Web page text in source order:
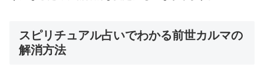
スピリチュアル占いでわかる前世カルマの
解消方法